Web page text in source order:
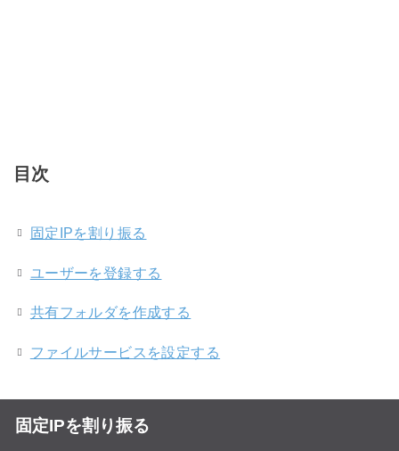
目次
固定IPを割り振る
ユーザーを登録する
共有フォルダを作成する
ファイルサービスを設定する
固定IPを割り振る